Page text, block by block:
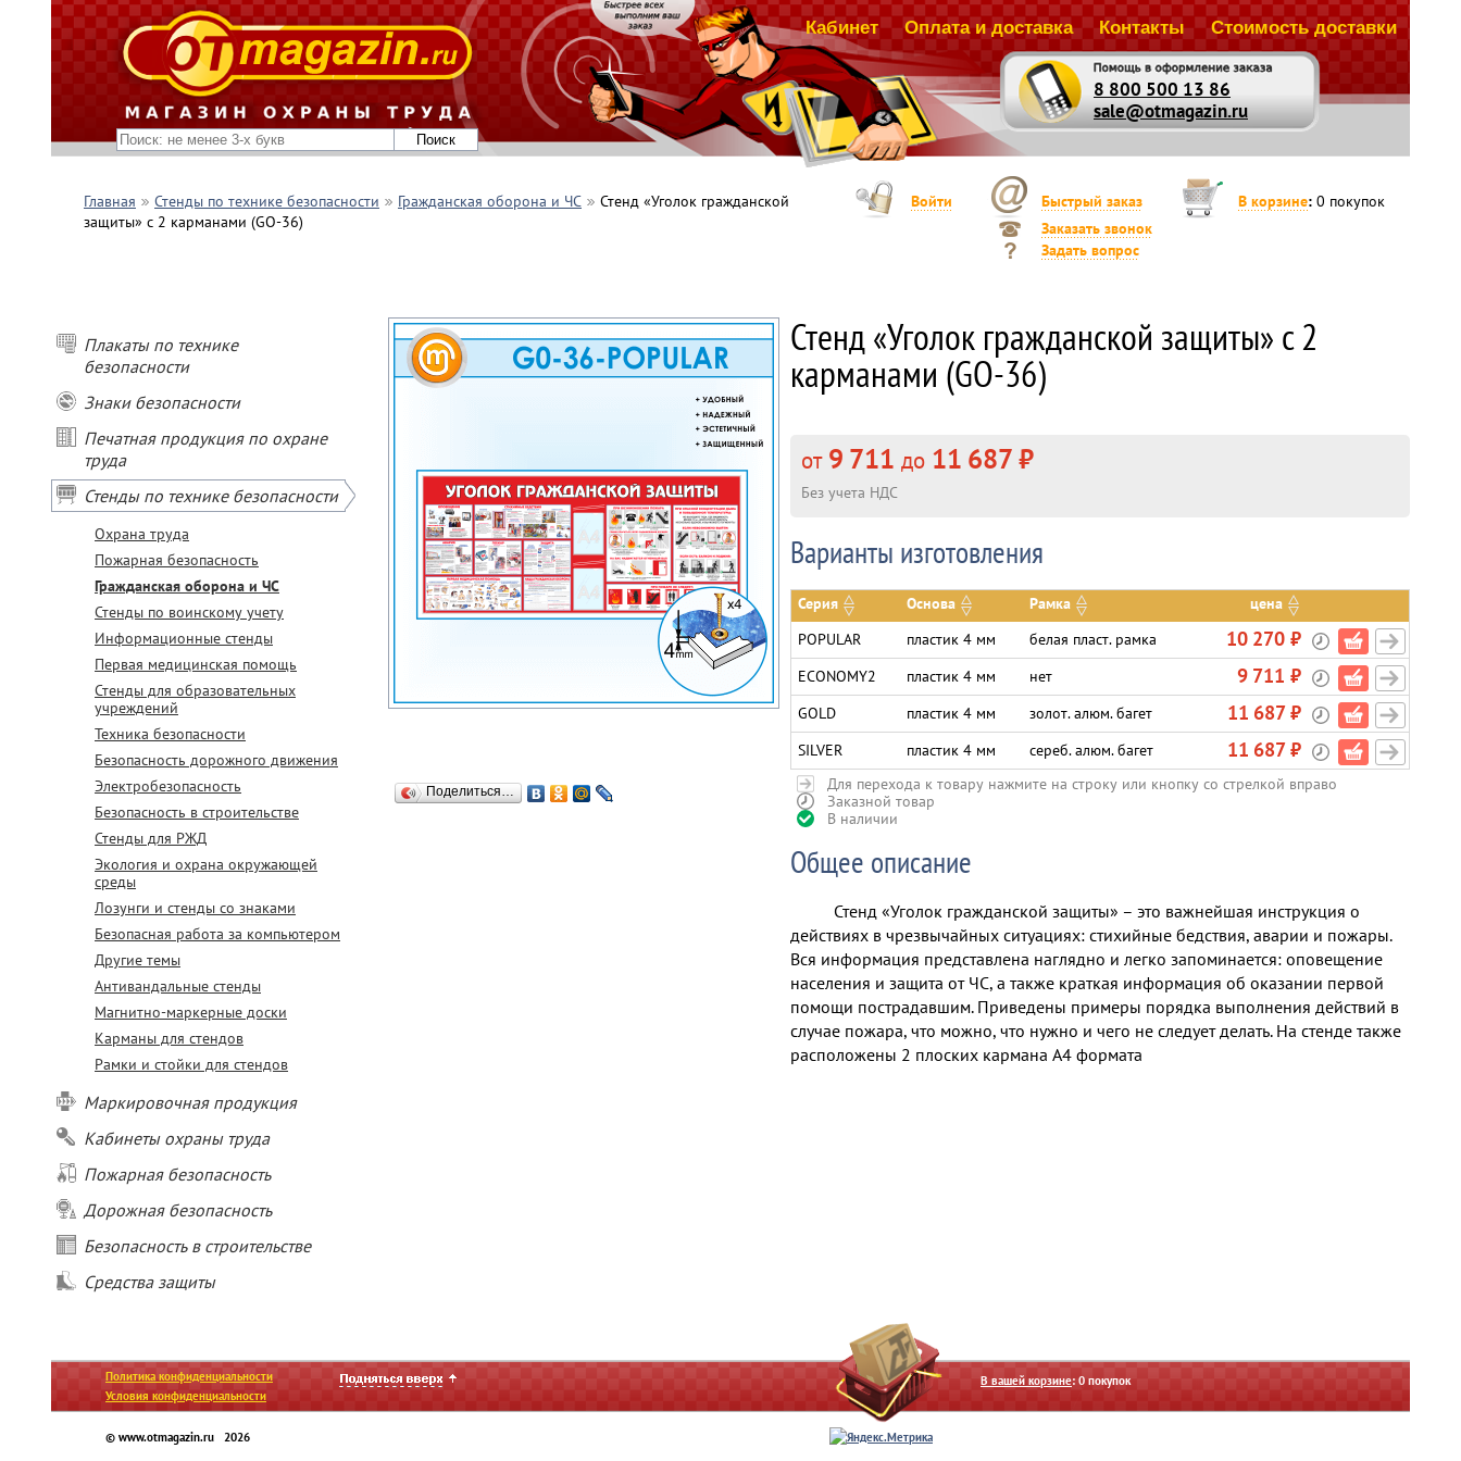
8 800 500 13 86
sale@otmagazin.ru
Кабинет Оплата и доставка Контакты Стоимость доставки
Главная Стенды по технике безопасности Гражданская оборона и ЧС
Стенд «Уголок гражданской
защиты» c 2 карманами (GO-36)
Войти Быстрый заказ В корзине: 0 покупок
Заказать звонок
Задать вопрос
Плакаты по технике
безопасности
Знаки безопасности
Печатная продукция по охране
труда
Стенды по технике безопасности
Охрана труда
Пожарная безопасность
Гражданская оборона и ЧС
Стенды по воинскому учету
Информационные стенды
Первая медицинская помощь
Стенды для образовательных
учреждений
Техника безопасности
Безопасность дорожного движения
Электробезопасность
Безопасность в строительстве
Стенды для РЖД
Экология и охрана окружающей
среды
Лозунги и стенды со знаками
Безопасная работа за компьютером
Другие темы
Антивандальные стенды
Магнитно-маркерные доски
Карманы для стендов
Рамки и стойки для стендов
Маркировочная продукция
Кабинеты охраны труда
Пожарная безопасность
Дорожная безопасность
Безопасность в строительстве
Средства защиты
Поделиться…
Стенд «Уголок гражданской защиты» c 2
карманами (GO-36)
от9 711 до 11 687 ₽
Без учета НДС
Варианты изготовления
Серия Основа Рамка
цена
POPULAR
пластик 4 мм белая пласт. рамка 10 270 ₽
ECONOMY2 пластик 4 мм нет 9 711 ₽
GOLD пластик 4 мм золот. алюм. багет 11 687 ₽
SILVER пластик 4 мм сереб. алюм. багет 11 687 ₽
Для перехода к товару нажмите на строку или кнопку со стрелкой вправо
Заказной товар
В наличии
Общее описание
Стенд «Уголок гражданской защиты» – это важнейшая инструкция о
действиях в чрезвычайных ситуациях: стихийные бедствия, аварии и пожары.
Вся информация представлена наглядно и легко запоминается: оповещение
населения и защита от ЧС, а также краткая информация об оказании первой
помощи пострадавшим. Приведены примеры порядка выполнения действий в
случае пожара, что можно, что нужно и чего не следует делать. На стенде также
расположены 2 плоских кармана А4 формата
Политика конфиденциальности
Условия конфиденциальности
В вашей корзине: 0 покупок
© www.otmagazin.ru 2026